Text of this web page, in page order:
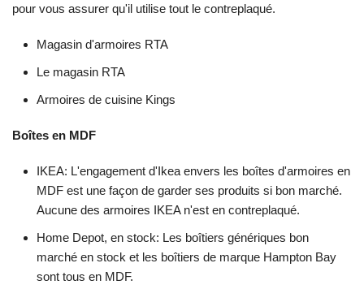
pour vous assurer qu'il utilise tout le contreplaqué.
Magasin d'armoires RTA
Le magasin RTA
Armoires de cuisine Kings
Boîtes en MDF
IKEA: L'engagement d'Ikea envers les boîtes d'armoires en
MDF est une façon de garder ses produits si bon marché.
Aucune des armoires IKEA n'est en contreplaqué.
Home Depot, en stock: Les boîtiers génériques bon
marché en stock et les boîtiers de marque Hampton Bay
sont tous en MDF.